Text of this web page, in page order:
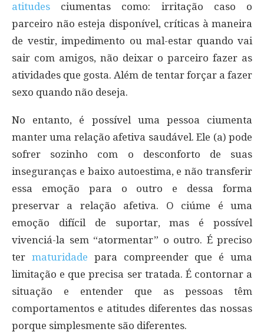
atitudes ciumentas como: irritação caso o
parceiro não esteja disponível, críticas à maneira
de vestir, impedimento ou mal-estar quando vai
sair com amigos, não deixar o parceiro fazer as
atividades que gosta. Além de tentar forçar a fazer
sexo quando não deseja.
No entanto, é possível uma pessoa ciumenta
manter uma relação afetiva saudável. Ele (a) pode
sofrer sozinho com o desconforto de suas
inseguranças e baixo autoestima, e não transferir
essa emoção para o outro e dessa forma
preservar a relação afetiva. O ciúme é uma
emoção difícil de suportar, mas é possível
vivenciá-la sem “atormentar” o outro. É preciso
ter maturidade para compreender que é uma
limitação e que precisa ser tratada. É contornar a
situação e entender que as pessoas têm
comportamentos e atitudes diferentes das nossas
porque simplesmente são diferentes.